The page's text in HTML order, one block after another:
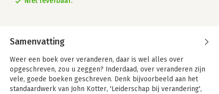
Samenvatting
Weer een boek over veranderen, daar is wel alles over
opgeschreven, zou u zeggen? Inderdaad, over veranderen zijn
vele, goede boeken geschreven. Denk bijvoorbeeld aan het
standaardwerk van John Kotter, 'Leiderschap bij verandering',